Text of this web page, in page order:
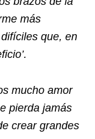
más
que, en
mucho amor
pierda jamás
crear grandes